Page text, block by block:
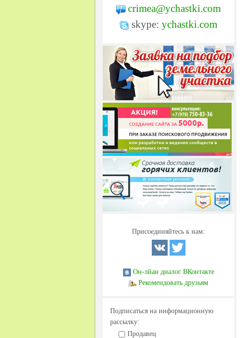
crimea@ychastki.com
skype: ychastki.com
Присоединяйтесь к нам:
Он-лйан диалог ВКонтакте
Рекомендовать друзьям
Подписаться на информационную
рассылку:
Продавец